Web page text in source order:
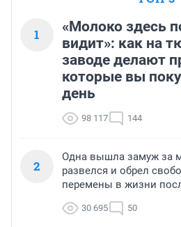
1
«Молоко здесь
видит»: как на
заводе делают
которые вы
день
98 117 144
2
Одна вышла замуж за
развелся и обрел
перемены в жизни
30 695 50